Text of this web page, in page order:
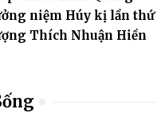
niệm Húy kị lần thứ
Thích Nhuận Hiền